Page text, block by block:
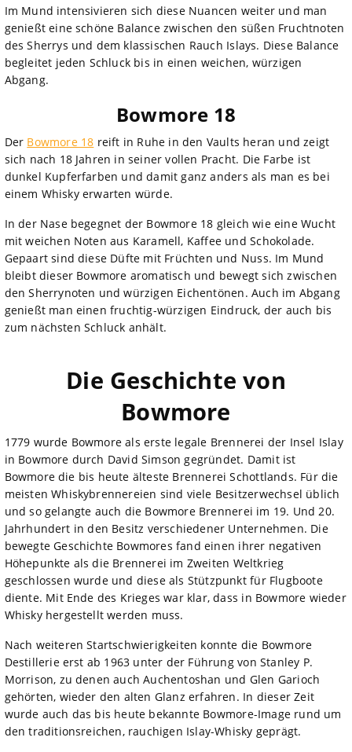
Im Mund intensivieren sich diese Nuancen weiter und man
genießt eine schöne Balance zwischen den süßen Fruchtnoten
des Sherrys und dem klassischen Rauch Islays. Diese Balance
begleitet jeden Schluck bis in einen weichen, würzigen
Abgang.
Bowmore 18
Der Bowmore 18 reift in Ruhe in den Vaults heran und zeigt
sich nach 18 Jahren in seiner vollen Pracht. Die Farbe ist
dunkel Kupferfarben und damit ganz anders als man es bei
einem Whisky erwarten würde.
In der Nase begegnet der Bowmore 18 gleich wie eine Wucht
mit weichen Noten aus Karamell, Kaffee und Schokolade.
Gepaart sind diese Düfte mit Früchten und Nuss. Im Mund
bleibt dieser Bowmore aromatisch und bewegt sich zwischen
den Sherrynoten und würzigen Eichentönen. Auch im Abgang
genießt man einen fruchtig-würzigen Eindruck, der auch bis
zum nächsten Schluck anhält.
Die Geschichte von
Bowmore
1779 wurde Bowmore als erste legale Brennerei der Insel Islay
in Bowmore durch David Simson gegründet. Damit ist
Bowmore die bis heute älteste Brennerei Schottlands. Für die
meisten Whiskybrennereien sind viele Besitzerwechsel üblich
und so gelangte auch die Bowmore Brennerei im 19. Und 20.
Jahrhundert in den Besitz verschiedener Unternehmen. Die
bewegte Geschichte Bowmores fand einen ihrer negativen
Höhepunkte als die Brennerei im Zweiten Weltkrieg
geschlossen wurde und diese als Stützpunkt für Flugboote
diente. Mit Ende des Krieges war klar, dass in Bowmore wieder
Whisky hergestellt werden muss.
Nach weiteren Startschwierigkeiten konnte die Bowmore
Destillerie erst ab 1963 unter der Führung von Stanley P.
Morrison, zu denen auch Auchentoshan und Glen Garioch
gehörten, wieder den alten Glanz erfahren. In dieser Zeit
wurde auch das bis heute bekannte Bowmore-Image rund um
den traditionsreichen, rauchigen Islay-Whisky geprägt.